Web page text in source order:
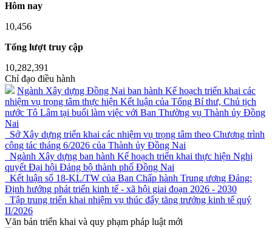
Hôm nay
10,456
Tổng lượt truy cập
10,282,391
Chỉ đạo điều hành
Ngành Xây dựng Đồng Nai ban hành Kế hoạch triển khai các
nhiệm vụ trọng tâm thực hiện Kết luận của Tổng Bí thư, Chủ tịch
nước Tô Lâm tại buổi làm việc với Ban Thường vụ Thành ủy Đồng
Nai
Sở Xây dựng triển khai các nhiệm vụ trọng tâm theo Chương trình
công tác tháng 6/2026 của Thành ủy Đồng Nai
Ngành Xây dựng ban hành Kế hoạch triển khai thực hiện Nghị
quyết Đại hội Đảng bộ thành phố Đồng Nai
Kết luận số 18-KL/TW của Ban Chấp hành Trung ương Đảng:
Định hướng phát triển kinh tế - xã hội giai đoạn 2026 - 2030
Tập trung triển khai nhiệm vụ thúc đẩy tăng trưởng kinh tế quý
II/2026
Văn bản triển khai và quy phạm pháp luật mới